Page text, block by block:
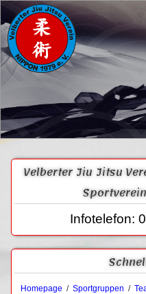
Velberter Jiu Jitsu
Infotelefon:
Homepage / Sportgruppen /